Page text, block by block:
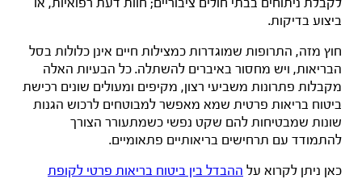
לקבלת ניתוחים בבתי חולים ציבוריים; חוות דעת רפואיות, או
ביצוע בדיקות.
חוץ מזה, התרופות שמוגדרות כמצילות חיים אינן כלולות בסל
הבריאות, ויש מחסור באיברים להשתלה. כל הבעיות האלה
מקבלות פתרונות משביעי רצון, מקיפים ומעולים שונים רכישת
ביטוח בריאות פרטית שמא מאפשר למבוטחים לרכוש הגנות
שונות שמבטיחות להם שקט נפשי כשמתעורר הצורך
להתמודד עם תרחישים בריאותיים פתאומיים.
כאן ניתן לקרוא על ההבדל בין ביטוח בריאות פרטי לקופת